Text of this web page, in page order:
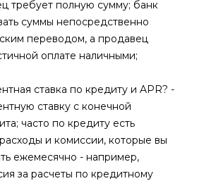
требует полную сумму; банк
суммы непосредственно
переводом, а продавец
оплате наличными;
ставка по кредиту и APR? -
ставку с конечной
часто по кредиту есть
и комиссии, которые вы
ежемесячно - например,
за расчеты по кредитному